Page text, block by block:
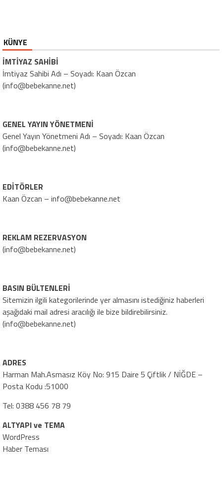
KÜNYE
İMTİYAZ SAHİBİ
İmtiyaz Sahibi Adı – Soyadı: Kaan Özcan
(info@bebekanne.net)
GENEL YAYIN YÖNETMENİ
Genel Yayın Yönetmeni Adı – Soyadı: Kaan Özcan
(info@bebekanne.net)
EDİTÖRLER
Kaan Özcan – info@bebekanne.net
REKLAM REZERVASYON
(info@bebekanne.net)
BASIN BÜLTENLERİ
Sitemizin ilgili kategorilerinde yer almasını istediğiniz haberleri
aşağıdaki mail adresi aracılığı ile bize bildirebilirsiniz.
(info@bebekanne.net)
ADRES
Harman Mah.Asmasız Köy No: 915 Daire 5 Çiftlik / NİĞDE –
Posta Kodu :51000
Tel: 0388 456 78 79
ALTYAPI ve TEMA
WordPress
Haber Teması